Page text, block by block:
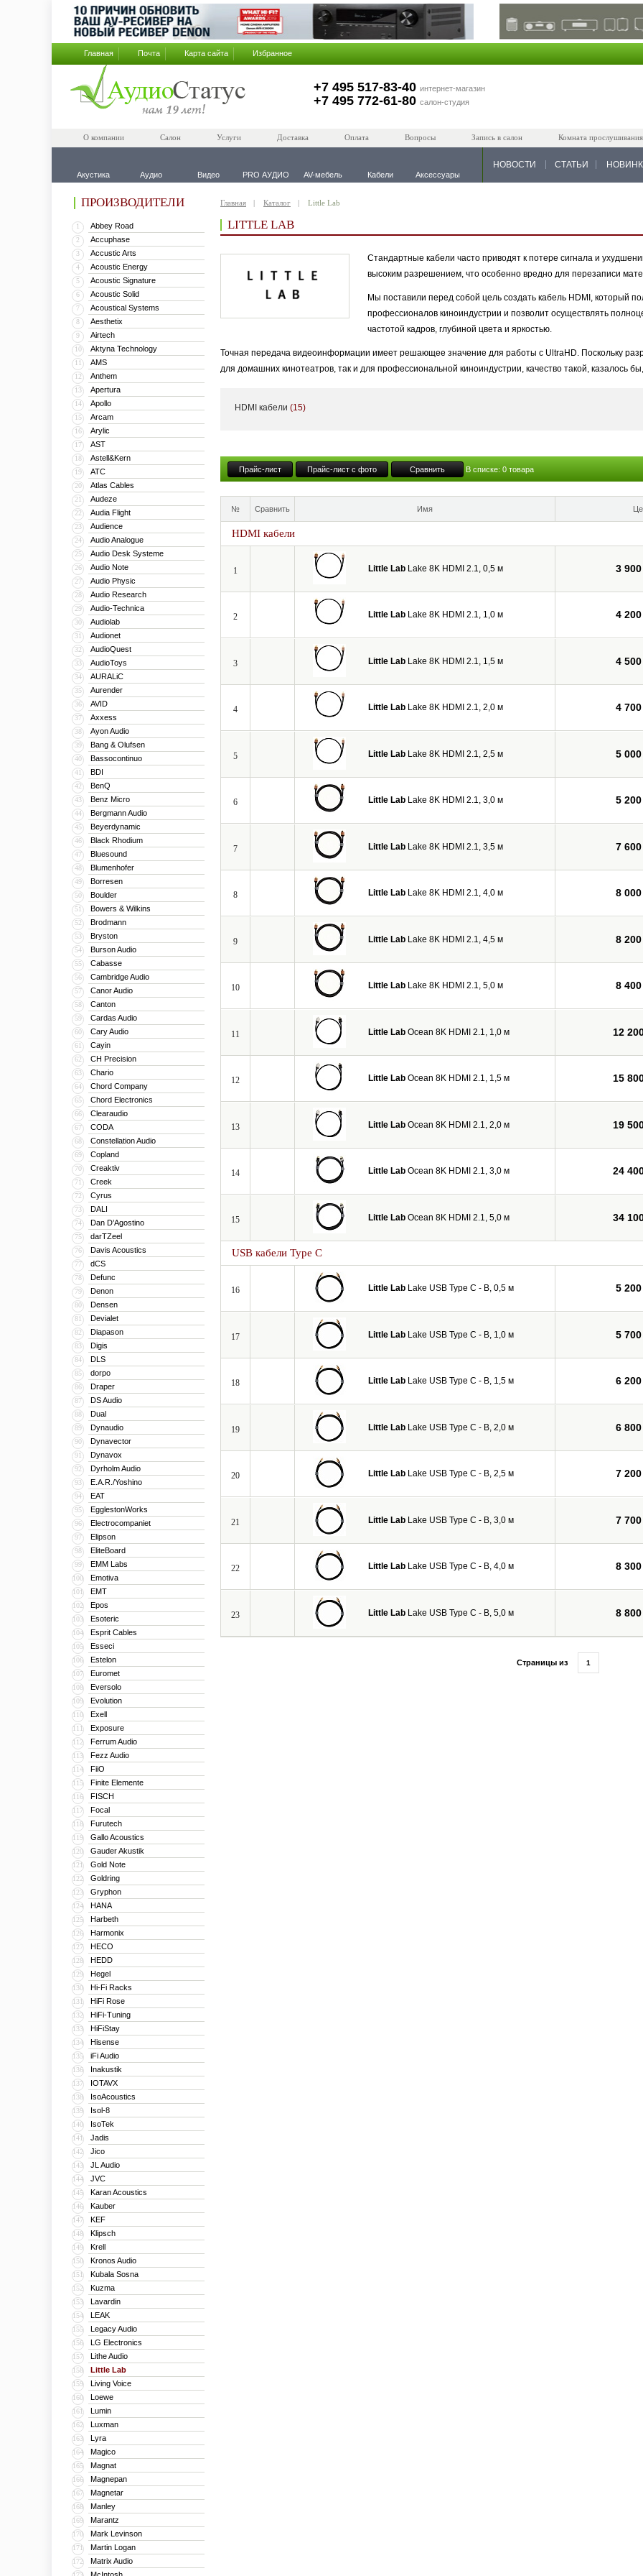
Главная Почта Карта сайта Избранное
+7 495 517-83-40 интернет-магазин
+7 495 772-61-80 салон-студия
О компании Салон Услуги Доставка Оплата Вопросы Запись в салон Комната прослушивания
Акустика Аудио Видео PRO АУДИО AV-мебель Кабели Аксессуары
НОВОСТИ СТАТЬИ
ПРОИЗВОДИТЕЛИ
1 Abbey Road
2 Accuphase
3 Accustic Arts
4 Acoustic Energy
5 Acoustic Signature
6 Acoustic Solid
7 Acoustical Systems
8 Aesthetix
9 Airtech
10 Aktyna Technology
11 AMS
12 Anthem
13 Apertura
14 Apollo
15 Arcam
16 Arylic
17 AST
18 Astell&Kern
19 ATC
20 Atlas Cables
21 Audeze
22 Audia Flight
23 Audience
24 Audio Analogue
25 Audio Desk Systeme
26 Audio Note
27 Audio Physic
28 Audio Research
29 Audio-Technica
30 Audiolab
31 Audionet
32 AudioQuest
33 AudioToys
34 AURALiC
35 Aurender
36 AVID
37 Axxess
38 Ayon Audio
39 Bang & Olufsen
40 Bassocontinuo
41 BDI
42 BenQ
43 Benz Micro
44 Bergmann Audio
45 Beyerdynamic
46 Black Rhodium
47 Bluesound
48 Blumenhofer
49 Borresen
50 Boulder
51 Bowers & Wilkins
52 Brodmann
53 Bryston
54 Burson Audio
55 Cabasse
56 Cambridge Audio
57 Canor Audio
58 Canton
59 Cardas Audio
60 Cary Audio
61 Cayin
62 CH Precision
63 Chario
64 Chord Company
65 Chord Electronics
66 Clearaudio
67 CODA
68 Constellation Audio
69 Copland
70 Creaktiv
71 Creek
72 Cyrus
73 DALI
74 Dan D’Agostino
75 darTZeel
76 Davis Acoustics
77 dCS
78 Defunc
79 Denon
80 Densen
81 Devialet
82 Diapason
83 Digis
84 DLS
85 dorpo
86 Draper
87 DS Audio
88 Dual
89 Dynaudio
90 Dynavector
91 Dynavox
92 Dyrholm Audio
93 E.A.R./Yoshino
94 EAT
95 EgglestonWorks
96 Electrocompaniet
97 Elipson
98 EliteBoard
99 EMM Labs
100 Emotiva
101 EMT
102 Epos
103 Esoteric
104 Esprit Cables
105 Esseci
106 Estelon
107 Euromet
108 Eversolo
109 Evolution
110 Exell
111 Exposure
112 Ferrum Audio
113 Fezz Audio
114 FiiO
115 Finite Elemente
116 FISCH
117 Focal
118 Furutech
119 Gallo Acoustics
120 Gauder Akustik
121 Gold Note
122 Goldring
123 Gryphon
124 HANA
125 Harbeth
126 Harmonix
127 HECO
128 HEDD
129 Hegel
130 Hi-Fi Racks
131 HiFi Rose
132 HiFi-Tuning
133 HiFiStay
134 Hisense
135 iFi Audio
136 Inakustik
137 IOTAVX
138 IsoAcoustics
139 Isol-8
140 IsoTek
141 Jadis
142 Jico
143 JL Audio
144 JVC
145 Karan Acoustics
146 Kauber
147 KEF
148 Klipsch
149 Krell
150 Kronos Audio
151 Kubala Sosna
152 Kuzma
153 Lavardin
154 LEAK
155 Legacy Audio
156 LG Electronics
157 Lithe Audio
158 Little Lab
159 Living Voice
160 Loewe
161 Lumin
162 Luxman
163 Lyra
164 Magico
165 Magnat
166 Magnepan
167 Magnetar
168 Manley
169 Marantz
170 Mark Levinson
171 Martin Logan
172 Matrix Audio
Главная Каталог Little Lab
LITTLE LAB
Стандартные кабели часто приводят к потере сигнала и
высоким разрешением, что особенно вредно для перезаписи
Мы поставили перед собой цель создать кабель HDMI, который
профессионалов киноиндустрии и позволит осуществлять
частотой кадров, глубиной цвета и яркостью.
Точная передача видеоинформации имеет решающее значение для работы с UltraHD. Поскольку
для домашних кинотеатров, так и для профессиональной киноиндустрии, качество такой, казалось
Даже незначительные потери и искажения сигнала по цепочке передачи становятся очевидными
испытания в европейских киностудиях.
HDMI кабели (15)
Прайс-лист Прайс-лист с фото Сравнить В списке: 0 товара
№ Сравнить Имя
HDMI кабели
1 Little Lab Lake 8K HDMI 2.1, 0,5 м 3
2 Little Lab Lake 8K HDMI 2.1, 1,0 м 4
3 Little Lab Lake 8K HDMI 2.1, 1,5 м 4
4 Little Lab Lake 8K HDMI 2.1, 2,0 м 4
5 Little Lab Lake 8K HDMI 2.1, 2,5 м 5
6 Little Lab Lake 8K HDMI 2.1, 3,0 м 5
7 Little Lab Lake 8K HDMI 2.1, 3,5 м 7
8 Little Lab Lake 8K HDMI 2.1, 4,0 м 8
9 Little Lab Lake 8K HDMI 2.1, 4,5 м 8
10 Little Lab Lake 8K HDMI 2.1, 5,0 м 8
11 Little Lab Ocean 8K HDMI 2.1, 1,0 м 12
12 Little Lab Ocean 8K HDMI 2.1, 1,5 м 15
13 Little Lab Ocean 8K HDMI 2.1, 2,0 м 19
14 Little Lab Ocean 8K HDMI 2.1, 3,0 м 24
15 Little Lab Ocean 8K HDMI 2.1, 5,0 м 34
USB кабели Type C
16 Little Lab Lake USB Type C - B, 0,5 м 5
17 Little Lab Lake USB Type C - B, 1,0 м 5
18 Little Lab Lake USB Type C - B, 1,5 м 6
19 Little Lab Lake USB Type C - B, 2,0 м 6
20 Little Lab Lake USB Type C - B, 2,5 м 7
21 Little Lab Lake USB Type C - B, 3,0 м 7
22 Little Lab Lake USB Type C - B, 4,0 м 8
23 Little Lab Lake USB Type C - B, 5,0 м 8
Страницы из 1